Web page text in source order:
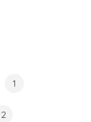
1
2